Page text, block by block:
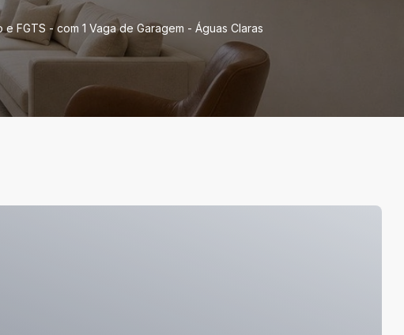
FGTS - com 1 Vaga de Garagem - Águas Claras